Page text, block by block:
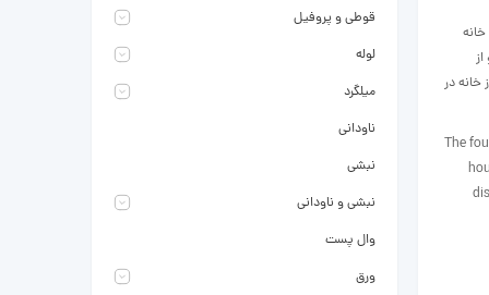
خانه در
The
قوطی و پروفیل
لوله
میلگرد
ناودانی
نبشی
نبشی و ناودانی
وال پست
ورق